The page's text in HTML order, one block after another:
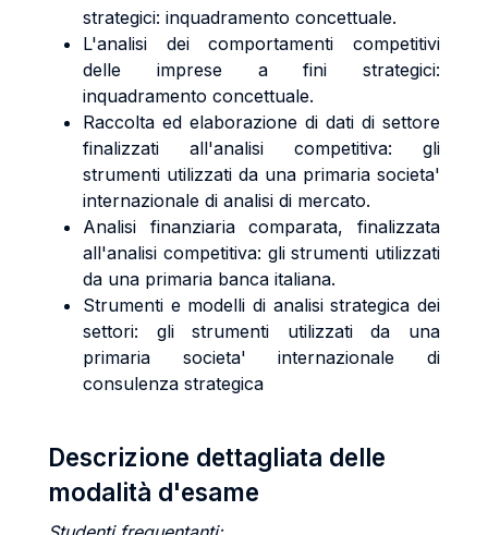
strategici: inquadramento concettuale.
L'analisi dei comportamenti competitivi
delle imprese a fini strategici:
inquadramento concettuale.
Raccolta ed elaborazione di dati di settore
finalizzati all'analisi competitiva: gli
strumenti utilizzati da una primaria societa'
internazionale di analisi di mercato.
Analisi finanziaria comparata, finalizzata
all'analisi competitiva: gli strumenti utilizzati
da una primaria banca italiana.
Strumenti e modelli di analisi strategica dei
settori: gli strumenti utilizzati da una
primaria societa' internazionale di
consulenza strategica
Descrizione dettagliata delle
modalità d'esame